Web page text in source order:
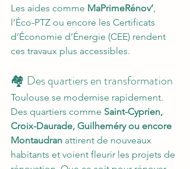
Les aides comme MaPrimeRénov’
l’Éco-PTZ ou encore les Certificats
d’Économie d’Énergie (CEE) rendent
ces travaux plus accessibles.
🏘️ Des quartiers en transformation
Toulouse se modernise rapidement.
Des quartiers comme Saint-Cyprien,
Croix-Daurade, Guilheméry ou encore
Montaudran attirent de nouveaux
habitants et voient fleurir les projets de